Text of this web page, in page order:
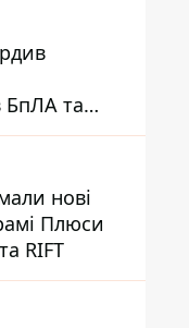
БпЛА та
об'єктів
нові
Плюси
RIFT